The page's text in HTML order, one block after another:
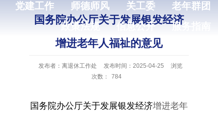
党建工作
师德师风 关工委
老年群团
政策法规
信息公开 服务指南
国务院办公厅关于发展银发经济
增进老年人福祉的意见
发布者：离退休工作处 发布时间：2025-04-25
浏览
次数：
784
国务院办公厅关于发展银发经济增进老年